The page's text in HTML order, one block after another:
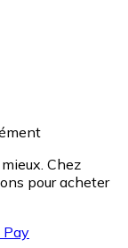
Chez
pour acheter
Pay